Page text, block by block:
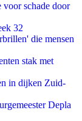
voor schade door
32
die mensen
stak met
in dijken Zuid-
Depla